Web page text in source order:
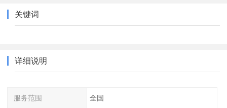
关键词
详细说明
服务范围 全国